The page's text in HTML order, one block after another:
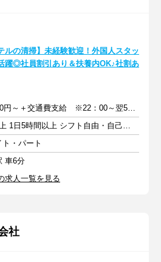
ルの清掃】未経験歓迎！外国人スタッ
躍◎社員割引あり＆扶養内OK♪社割あ
時給1200円～＋交通費支給 ※22：00～翌5：00は時給25％UP
週2日以上 1日5時間以上 シフト自由・自己申告
・パート
車6分
求人一覧を見る
社